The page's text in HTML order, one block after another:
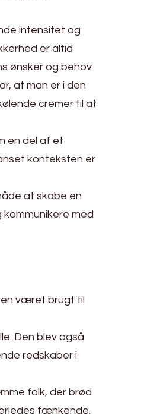
intensitet og
er altid
ønsker og behov.
at man er i den
cremer til at
en del af et
konteksten er
at skabe en
med
været brugt til
Den blev også
redskaber i
folk, der brød
tænkende.